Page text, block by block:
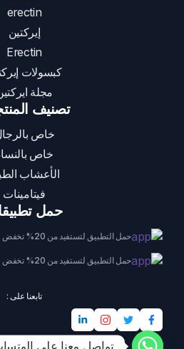
erectin
إيركتين
Erectin
كبسولات
مجلة
تصنيف
خاص
خاص
الأعشاب
فيتامينات
حمل
حمل التطبيق لتستفيد من 20% تخفض
حمل التطبيق لتستفيد من 20% تخفض
تابعنا على :
تواصل معنا على